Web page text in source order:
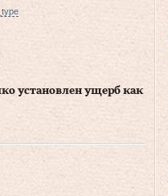
установлен ущерб как